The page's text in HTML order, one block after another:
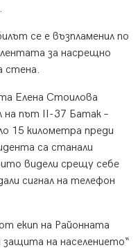
се е възпламенил по
за насрещно
стена.
Елена Стоилова
на път II-37 Батак –
15 километра преди
са станали
видели срещу себе
сигнал на телефон
екип на Районната
на населението“